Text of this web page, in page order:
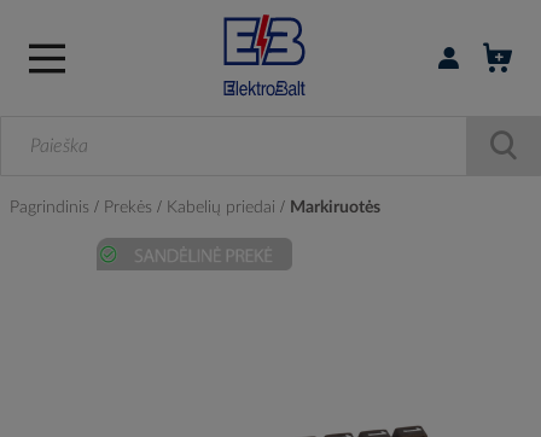
Prisijungti /
Pagrindinis Prekės Kabelių priedai Markiruotės